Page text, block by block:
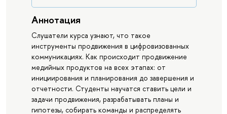
Аннотация
Слушатели курса узнают, что такое
инструменты продвижения в цифровизованных
коммуникациях. Как происходит продвижение
медийных продуктов на всех этапах: от
инициирования и планирования до завершения и
отчетности. Студенты научатся ставить цели и
задачи продвижения, разрабатывать планы и
гипотезы, собирать команды и распределять